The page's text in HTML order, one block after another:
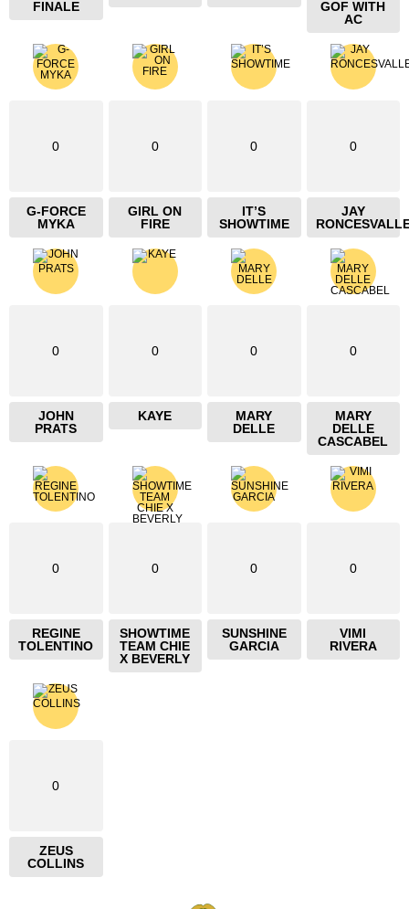
FINALE
GOF WITH
AC
0
G-FORCE
MYKA
0
GIRL ON
FIRE
0
IT’S
SHOWTIME
0
JAY
0
JOHN
PRATS
0
KAYE
0
MARY
DELLE
0
MARY
DELLE
CASCABEL
0
REGINE
TOLENTINO
0
SHOWTIME
TEAM CHIE
X BEVERLY
0
SUNSHINE
GARCIA
0
VIMI
RIVERA
0
ZEUS
COLLINS